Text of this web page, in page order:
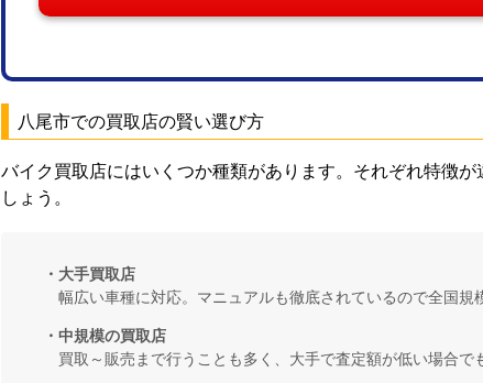
八尾市での買取店の賢い選び方
バイク買取店にはいくつか種類があります。それぞれ特徴
しょう。
・大手買取店
幅広い車種に対応。マニュアルも徹底されているので全国規
・中規模の買取店
買取～販売まで行うことも多く、大手で査定額が低い場合で